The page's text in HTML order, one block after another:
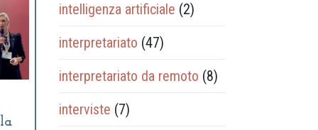
intelligenza artificiale (2)
interpretariato (47)
interpretariato da remoto (8)
interviste (7)